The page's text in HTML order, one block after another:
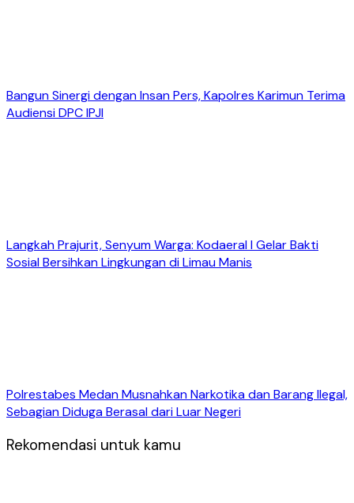
Bangun Sinergi dengan Insan Pers, Kapolres Karimun Terima
Audiensi DPC IPJI
Langkah Prajurit, Senyum Warga: Kodaeral I Gelar Bakti
Sosial Bersihkan Lingkungan di Limau Manis
Polrestabes Medan Musnahkan Narkotika dan Barang Ilegal,
Sebagian Diduga Berasal dari Luar Negeri
Rekomendasi untuk kamu